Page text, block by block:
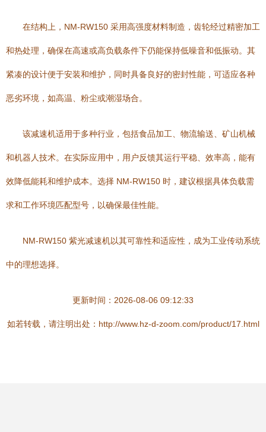
在结构上，NM-RW150 采用高强度材料制造，齿轮经过精密加工
和热处理，确保在高速或高负载条件下仍能保持低噪音和低振动。其
紧凑的设计便于安装和维护，同时具备良好的密封性能，可适应各种
恶劣环境，如高温、粉尘或潮湿场合。
该减速机适用于多种行业，包括食品加工、物流输送、矿山机械
和机器人技术。在实际应用中，用户反馈其运行平稳、效率高，能有
效降低能耗和维护成本。选择 NM-RW150 时，建议根据具体负载需
求和工作环境匹配型号，以确保最佳性能。
NM-RW150 紫光减速机以其可靠性和适应性，成为工业传动系统
中的理想选择。
更新时间：2026-08-06 09:12:33
如若转载，请注明出处：http://www.hz-d-zoom.com/product/17.html